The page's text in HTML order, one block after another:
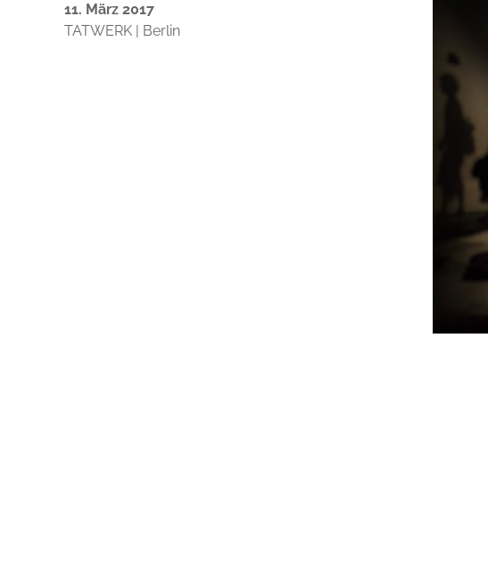
11. März 2017
TATWERK | Berlin